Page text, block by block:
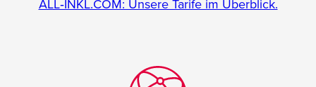
ALL‑INKL.COM: Unsere Tarife im Überblick.